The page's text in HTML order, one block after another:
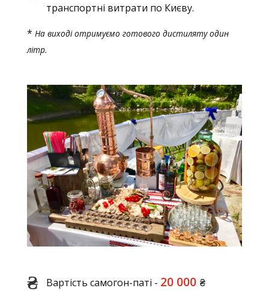
транспортні витрати по Києву.
* На виході отримуємо готового дистиляту один
літр.
Вартість самогон-паті - 20 000 ₴